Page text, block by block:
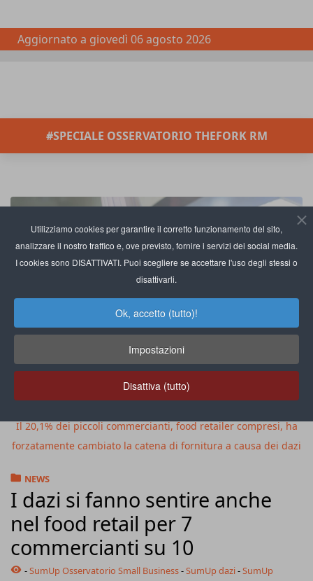
Utilizziamo cookies per garantire il corretto funzionamento del sito,
analizzare il nostro traffico e, ove previsto, fornire i servizi dei social media.
I cookies sono DISATTIVATI. Puoi scegliere se accettare l'uso degli stessi o
disattivarli.
Ok, accetto (tutto)!
Impostazioni
Disattiva (tutto)
Aggiornato a giovedì 06 agosto 2026
#SPECIALE OSSERVATORIO THEFORK RM
Il 20,1% dei piccoli commercianti, food retailer compresi, ha
forzatamente cambiato la catena di fornitura a causa dei dazi
NEWS
I dazi si fanno sentire anche
nel food retail per 7
commercianti su 10
-SumUp Osservatorio Small Business-SumUp dazi-SumUp